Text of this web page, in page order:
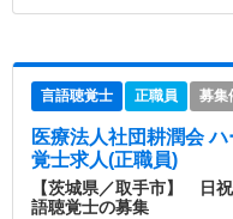
言語聴覚士 正職員 募集
医療法人社団耕潤会
覚士求人(正職員)
【茨城県／取手市】 日
語聴覚士の募集